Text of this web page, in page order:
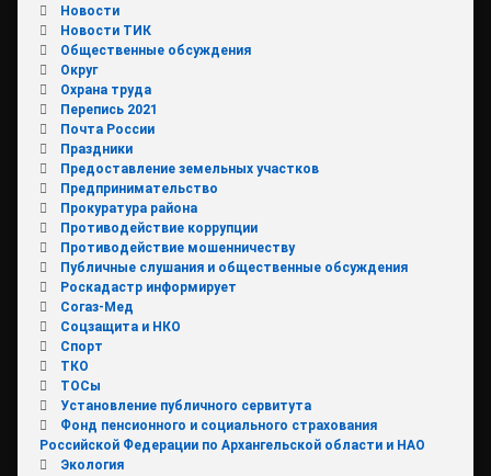
Новости
Новости ТИК
Общественные обсуждения
Округ
Охрана труда
Перепись 2021
Почта России
Праздники
Предоставление земельных участков
Предпринимательство
Прокуратура района
Противодействие коррупции
Противодействие мошенничеству
Публичные слушания и общественные обсуждения
Роскадастр информирует
Согаз-Мед
Соцзащита и НКО
Спорт
ТКО
ТОСы
Установление публичного сервитута
Фонд пенсионного и социального страхования
Российской Федерации по Архангельской области и НАО
Экология